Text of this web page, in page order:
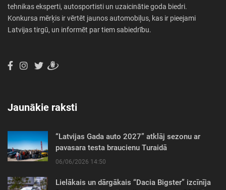
tehnikas eksperti, autosportisti un uzaicinātie goda biedri.
Konkursa mērķis ir vērtēt jaunos automobiļus, kas ir pieejami
Latvijas tirgū, un informēt par tiem sabiedrību.
Jaunākie raksti
“Latvijas Gada auto 2027” atklāj sezonu ar
pavasara testa braucienu Turaidā
06/06/2026 14:50
Lielākais un dārgākais “Dacia Bigster” izcīnīja